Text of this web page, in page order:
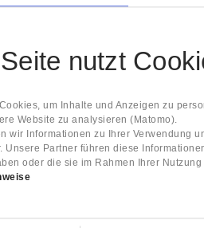
nutzt
um Inhalte und Anzeigen zu
Website zu analysieren (Matomo).
wir Informationen zu Ihrer Verwendung
Unsere Partner führen diese
oder die sie im Rahmen Ihrer